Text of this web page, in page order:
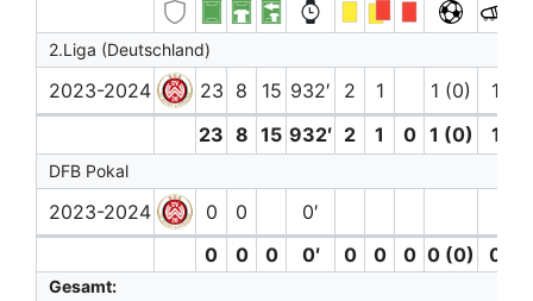
2.Liga (Deutschland)
2023-2024 23 8 15 932′ 2 1 1 (0)
1
23 8 15 932′ 2 1 0 1 (0) 1
DFB Pokal
2023-2024 0 0
0′
0
0 0 0′ 0 0 0 0 (0) 0
Gesamt: